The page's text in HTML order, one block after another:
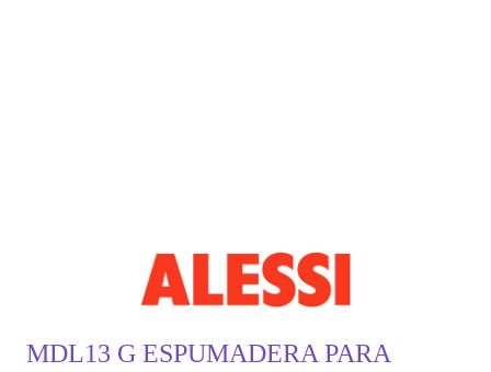
MDL13 G ESPUMADERA PARA